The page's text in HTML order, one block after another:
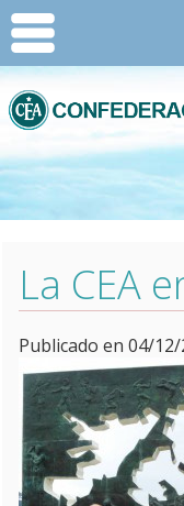
La CEA
Publicado en 04/12/